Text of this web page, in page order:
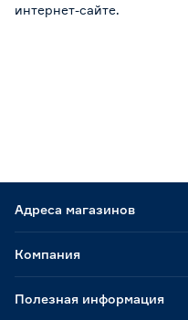
интернет-сайте.
Адреса магазинов
Компания
Полезная информация